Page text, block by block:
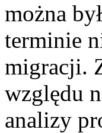
można
terminie
migracji.
względu
analizy